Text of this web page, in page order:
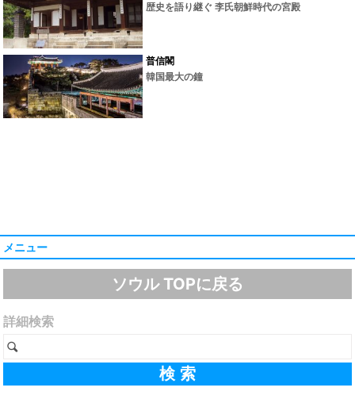
歴史を語り継ぐ 李氏朝鮮時代の宮殿
普信閣
韓国最大の鐘
メニュー
ソウル TOPに戻る
詳細検索